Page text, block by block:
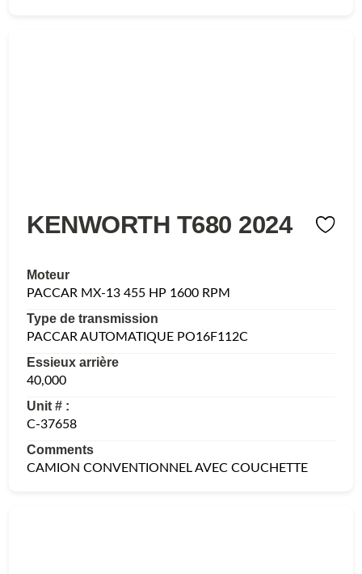
KENWORTH T680 2024
Moteur
PACCAR MX-13 455 HP 1600 RPM
Type de transmission
PACCAR AUTOMATIQUE PO16F112C
Essieux arrière
40,000
Unit # :
C-37658
Comments
CAMION CONVENTIONNEL AVEC COUCHETTE